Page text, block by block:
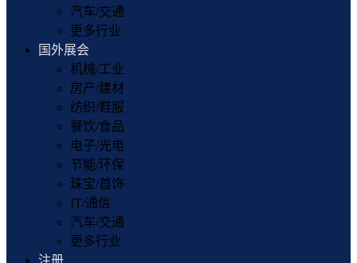
汽车/交通
更多行业
国外展会
机械/工业
房产/建材
纺织/鞋服
餐饮/食品
电子/光电
节能/环保
珠宝/首饰
IT/通信
汽车/交通
更多行业
注册